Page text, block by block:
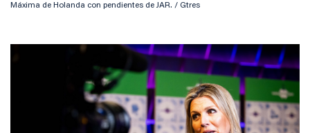
Máxima de Holanda con pendientes de JAR. / Gtres